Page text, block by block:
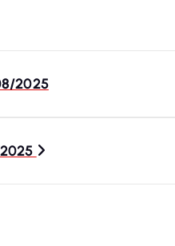
2025